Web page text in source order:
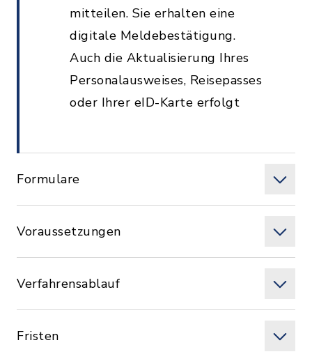
mitteilen. Sie erhalten eine
digitale Meldebestätigung.
Auch die Aktualisierung Ihres
Personalausweises, Reisepasses
oder Ihrer eID-Karte erfolgt
Formulare
Voraussetzungen
Verfahrensablauf
Fristen